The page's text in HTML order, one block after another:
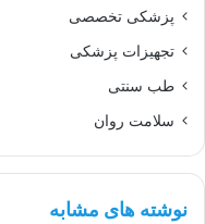
پزشکی تخصصی
تجهیزات پزشکی
طب سنتی
سلامت روان
نوشته های مشابه